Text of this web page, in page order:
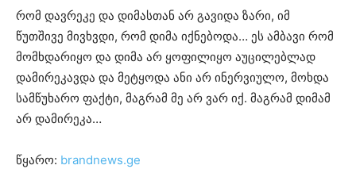
რომ დავრეკე და დიმასთან არ გავიდა ზარი, იმ
წუთშივე მივხვდი, რომ დიმა იქნებოდა… ეს ამბავი რომ
მომხდარიყო და დიმა არ ყოფილიყო აუცილებლად
დამირეკავდა და მეტყოდა ანი არ ინერვიულო, მოხდა
სამწუხარო ფაქტი, მაგრამ მე არ ვარ იქ. მაგრამ დიმამ
არ დამირეკა…
წყარო: brandnews.ge